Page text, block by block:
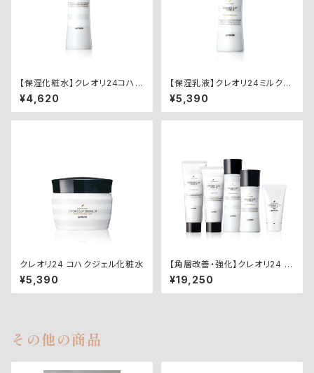
【保湿化粧水】クレオリ24コハク
スキンローション
¥4,620
【保湿乳液】クレオリ24ミルクロ
ーション
¥5,390
クレオリ24 コハクジェル化粧水
¥5,390
【角層改善・強化】クレオリ24 ベ
ーシックスキンケア5点セット
¥19,250
その他の商品